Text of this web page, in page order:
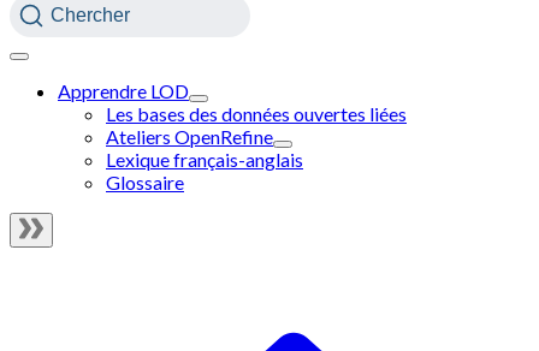
Chercher
Apprendre LOD
Les bases des données ouvertes liées
Ateliers OpenRefine
Lexique français-anglais
Glossaire